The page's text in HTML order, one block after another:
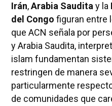
Irán,Arabia Saudita y la
del Congo figuran entre
que ACN señala por
y Arabia Saudita,
islam fundamentan
restringen de manera
particularmente
de comunidades que